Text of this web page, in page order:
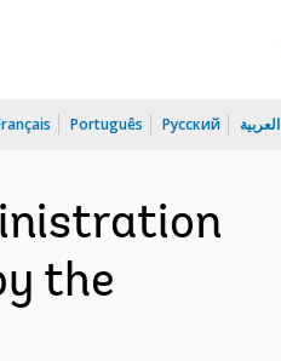
Português Русский العربية
the